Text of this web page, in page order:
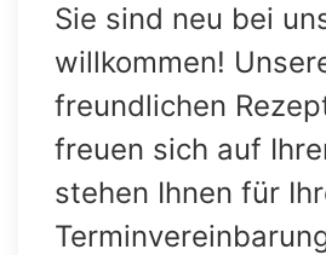
Sie sind neu bei
willkommen!
freundlichen
freuen sich auf
stehen Ihnen für